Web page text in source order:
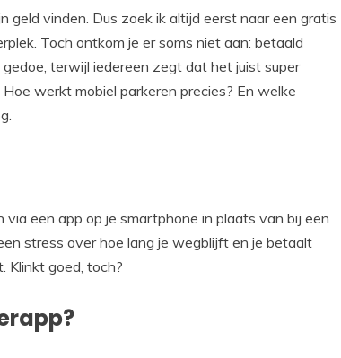
geld vinden. Dus zoek ik altijd eerst naar een gratis
Toch ontkom je er soms niet aan: betaald
terwijl iedereen zegt dat het juist super
werkt mobiel parkeren precies? En welke
een app op je smartphone in plaats van bij een
stress over hoe lang je wegblijft en je betaalt
Klinkt goed, toch?